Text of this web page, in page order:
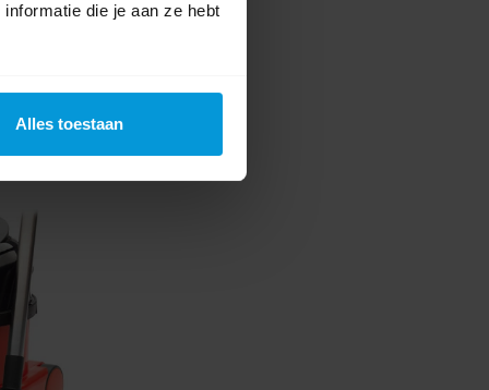
die je aan ze hebt
Alles toestaan